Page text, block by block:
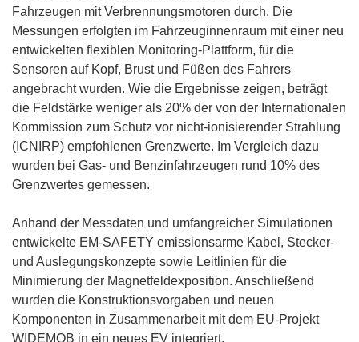
n
e
t
n
n
e
u
e
m
e
n
s
t
e
r
)
Fahrzeugen mit Verbrennungsmotoren durch. Die
Messungen erfolgten im Fahrzeuginnenraum mit einer neu
entwickelten flexiblen Monitoring-Plattform, für die
Sensoren auf Kopf, Brust und Füßen des Fahrers
angebracht wurden. Wie die Ergebnisse zeigen, beträgt
die Feldstärke weniger als 20% der von der Internationalen
Kommission zum Schutz vor nicht-ionisierender Strahlung
(ICNIRP) empfohlenen Grenzwerte. Im Vergleich dazu
wurden bei Gas- und Benzinfahrzeugen rund 10% des
Grenzwertes gemessen.
Anhand der Messdaten und umfangreicher Simulationen
entwickelte EM-SAFETY emissionsarme Kabel, Stecker-
und Auslegungskonzepte sowie Leitlinien für die
Minimierung der Magnetfeldexposition. Anschließend
wurden die Konstruktionsvorgaben und neuen
Komponenten in Zusammenarbeit mit dem EU-Projekt
WIDEMOB in ein neues EV integriert.